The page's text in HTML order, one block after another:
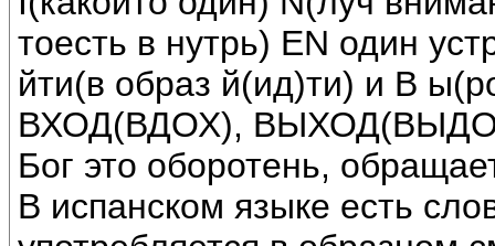
тоесть в нутрь) EN один
йти(в образ й(ид)ти) и В
ВХОД(ВДОХ),
Бог это оборотень,
В испанском языке есть